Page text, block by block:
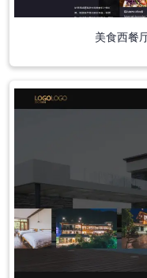
美食西餐